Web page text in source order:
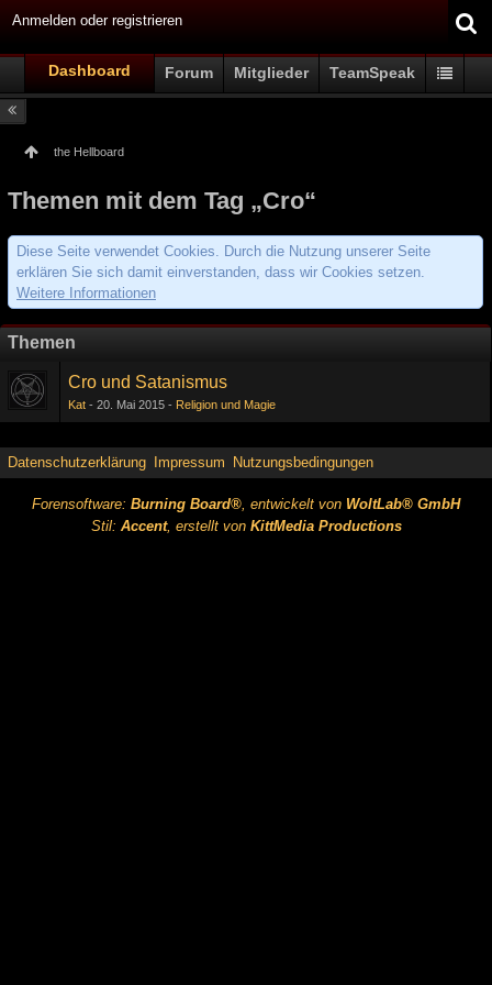
Anmelden oder registrieren
Dashboard Forum Mitglieder TeamSpeak
the Hellboard
Themen mit dem Tag „Cro“
Diese Seite verwendet Cookies. Durch die Nutzung unserer Seite
erklären Sie sich damit einverstanden, dass wir Cookies setzen.
Weitere Informationen
Themen
Cro und Satanismus
Kat 20. Mai 2015 Religion und Magie
Datenschutzerklärung Impressum Nutzungsbedingungen
Forensoftware: Burning Board®, entwickelt von WoltLab® GmbH
Stil: Accent, erstellt von KittMedia Productions